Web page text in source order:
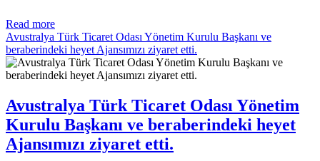
Read more
Avustralya Türk Ticaret Odası Yönetim Kurulu Başkanı ve
beraberindeki heyet Ajansımızı ziyaret etti.
Avustralya Türk Ticaret Odası Yönetim
Kurulu Başkanı ve beraberindeki heyet
Ajansımızı ziyaret etti.